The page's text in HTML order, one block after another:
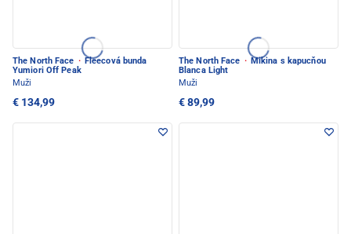
The North Face · Fleecová bunda
Yumiori Off Peak
Muži
€ 134,99
The North Face · Mikina s kapucňou
Blanca Light
Muži
€ 89,99